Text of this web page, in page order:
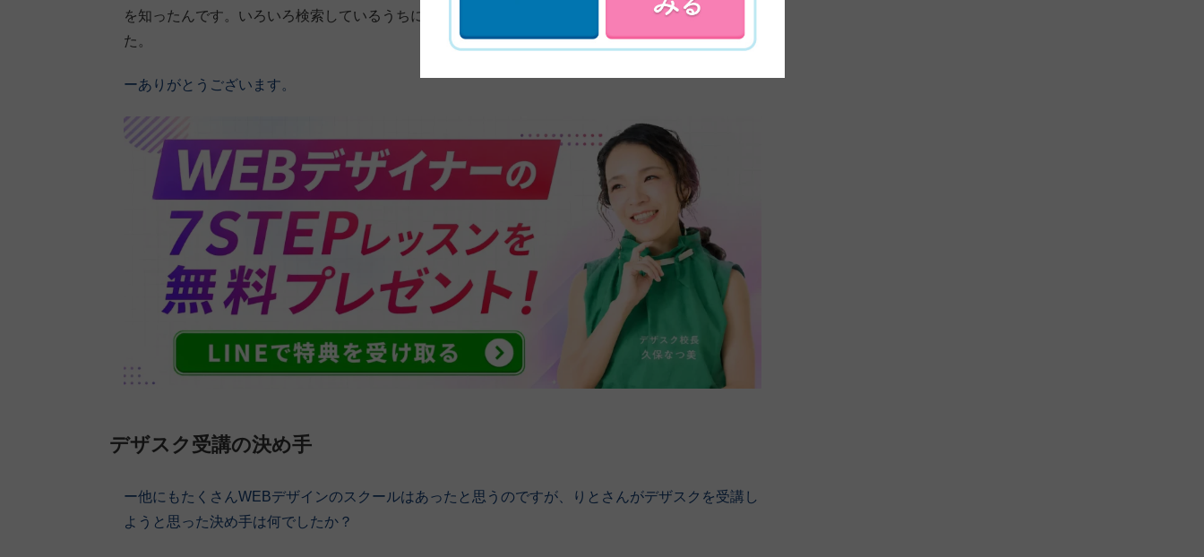
を知ったんです。いろいろ検索しているうちに久保さんのYouTubeに出会って、いいなと思いまし
た。
ーありがとうございます。
デザスク受講の決め手
ー他にもたくさんWEBデザインのスクールはあったと思うのですが、りとさんがデザスクを受講し
ようと思った決め手は何でしたか？